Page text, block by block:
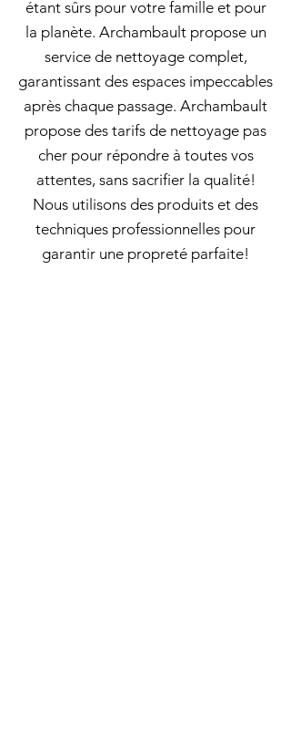
étant sûrs pour votre famille et pour
la planète. Archambault propose un
service de nettoyage complet,
garantissant des espaces impeccables
après chaque passage. Archambault
propose des tarifs de nettoyage pas
cher pour répondre à toutes vos
attentes, sans sacrifier la qualité!
Nous utilisons des produits et des
techniques professionnelles pour
garantir une propreté parfaite!